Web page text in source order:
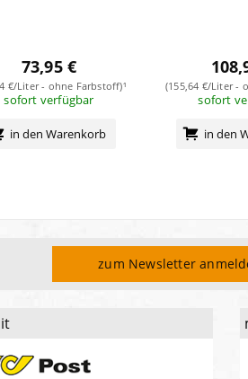
73,95 €
€/Liter - ohne Farbstoff)¹
sofort verfügbar
in den Warenkorb
(155,64 €/Liter -
sofort
in den
zum Newsletter